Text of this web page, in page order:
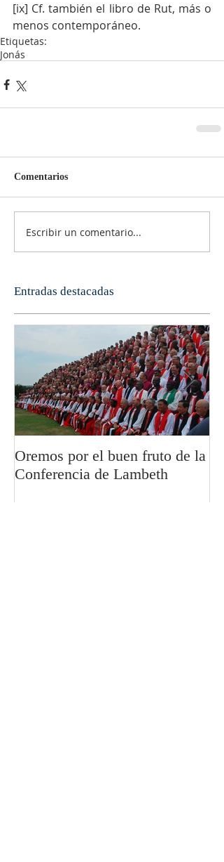
[ix] Cf. también el libro de Rut, más o
menos contemporáneo.
Etiquetas:
Jonás
Comentarios
Escribir un comentario...
Entradas destacadas
Oremos por el buen fruto de la
Conferencia de Lambeth